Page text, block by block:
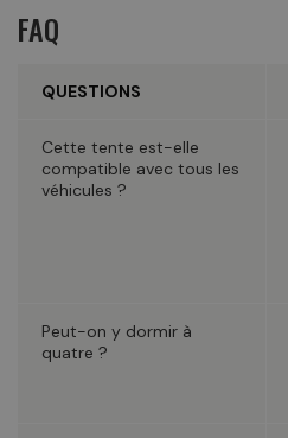
FAQ
QUESTIONS
Cette tente est-elle
compatible avec tous les
véhicules ?
Peut-on y dormir à
quatre ?